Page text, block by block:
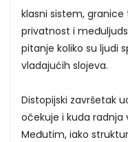
klasni sistem,
privatnost i
pitanje koliko su ljudi
vladajućih slojeva.
Distopijski završetak
očekuje i kuda radnja
Međutim, iako